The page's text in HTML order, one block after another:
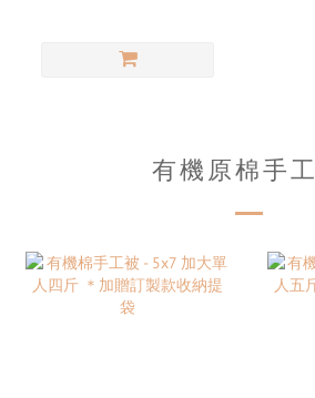
有機原棉手